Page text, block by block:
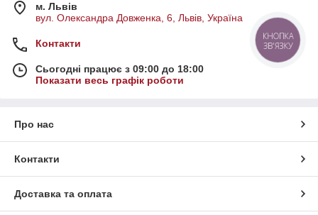
м. Львів
вул. Олександра Довженка, 6, Львів, Україна
Контакти
Сьогодні працює з 09:00 до 18:00
Показати весь графік роботи
Про нас
Контакти
Доставка та оплата
КНОПКА
ЗВ'ЯЗКУ